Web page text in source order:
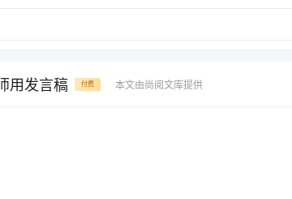
用发言稿 付费 本文由尚阅文库提供